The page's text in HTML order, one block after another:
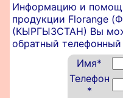
Информацию и
продукции Florange
(КЫРГЫЗСТАН) Вы
обратный телефонный
Имя*
Телефон
*